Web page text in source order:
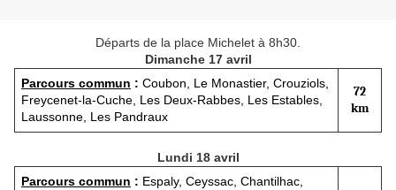
Départs de la place Michelet à 8h30.
Dimanche 17 avril
Parcours commun : Coubon, Le Monastier, Crouziols,
Freycenet-la-Cuche, Les Deux-Rabbes, Les Estables,
Laussonne, Les Pandraux
72
km
Lundi 18 avril
Parcours commun : Espaly, Ceyssac, Chantilhac,